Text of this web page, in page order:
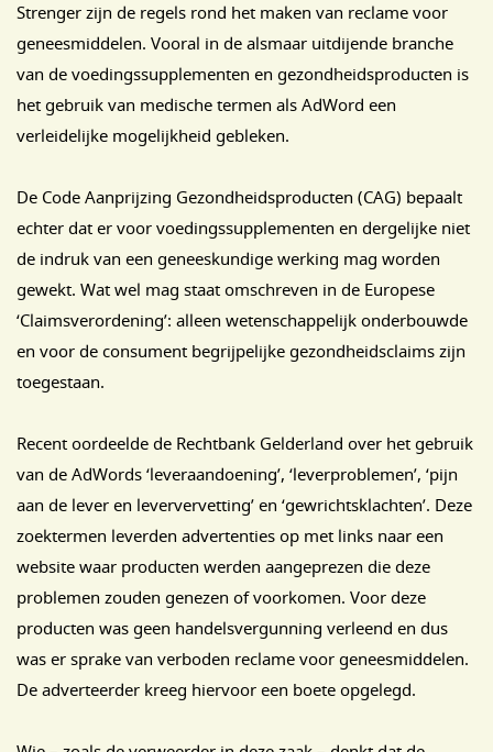
Strenger zijn de regels rond het maken van reclame voor
geneesmiddelen. Vooral in de alsmaar uitdijende branche
van de voedingssupplementen en gezondheidsproducten is
het gebruik van medische termen als AdWord een
verleidelijke mogelijkheid gebleken.
De Code Aanprijzing Gezondheidsproducten (CAG) bepaalt
echter dat er voor voedingssupplementen en dergelijke niet
de indruk van een geneeskundige werking mag worden
gewekt. Wat wel mag staat omschreven in de Europese
‘Claimsverordening’: alleen wetenschappelijk onderbouwde
en voor de consument begrijpelijke gezondheidsclaims zijn
toegestaan.
Recent oordeelde de Rechtbank Gelderland over het gebruik
van de AdWords ‘leveraandoening’, ‘leverproblemen’, ‘pijn
aan de lever en leververvetting’ en ‘gewrichtsklachten’. Deze
zoektermen leverden advertenties op met links naar een
website waar producten werden aangeprezen die deze
problemen zouden genezen of voorkomen. Voor deze
producten was geen handelsvergunning verleend en dus
was er sprake van verboden reclame voor geneesmiddelen.
De adverteerder kreeg hiervoor een boete opgelegd.